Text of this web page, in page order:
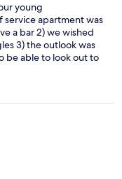
young
service apartment was
a bar 2) we wished
3) the outlook was
be able to look out to
in advance!